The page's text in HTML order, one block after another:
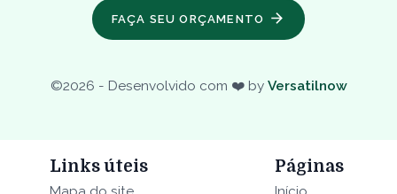
FAÇA SEU ORÇAMENTO
©2026 - Desenvolvido com ❤️ by Versatilnow
Links úteis Páginas